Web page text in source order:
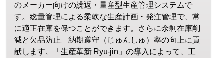
のメーカー向けの繰返・量産型生産管理システムで
す。総量管理による柔軟な生産計画・発注管理で、常
に適正在庫を保つことができます。さらに余剰在庫削
減と欠品防止、納期遵守（じゅんしゅ）率の向上に貢
献します。「生産革新 Ryu-jin」の導入によって、工